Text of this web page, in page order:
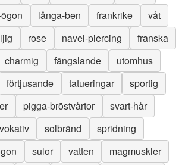
långa-ben frankrike
våt
rose navel-piercing
franska
charmig fängslande
utomhus
förtjusande tatueringar
sportig
pigga-bröstvårtor
svart-hår
solbränd
spridning
sulor vatten
magmuskler